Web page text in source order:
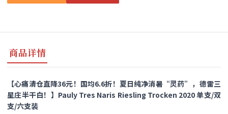
商品详情
【心痛清仓直降36元！国均6.6折！夏日纯净消暑“灵药”，德雷三
星庄半干白！】Pauly Tres Naris Riesling Trocken 2020 单支/双
支/六支装